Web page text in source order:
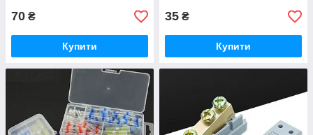
70 ₴
Купити
35 ₴
Купити